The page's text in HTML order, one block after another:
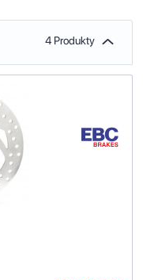
4 Produkty